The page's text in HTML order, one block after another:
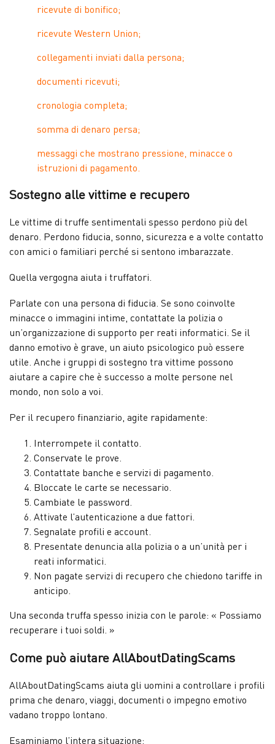
ricevute di bonifico;
ricevute Western Union;
collegamenti inviati dalla persona;
documenti ricevuti;
cronologia completa;
somma di denaro persa;
messaggi che mostrano pressione, minacce o
istruzioni di pagamento.
Sostegno alle vittime e recupero
Le vittime di truffe sentimentali spesso perdono più del
denaro. Perdono fiducia, sonno, sicurezza e a volte contatto
con amici o familiari perché si sentono imbarazzate.
Quella vergogna aiuta i truffatori.
Parlate con una persona di fiducia. Se sono coinvolte
minacce o immagini intime, contattate la polizia o
un’organizzazione di supporto per reati informatici. Se il
danno emotivo è grave, un aiuto psicologico può essere
utile. Anche i gruppi di sostegno tra vittime possono
aiutare a capire che è successo a molte persone nel
mondo, non solo a voi.
Per il recupero finanziario, agite rapidamente:
Interrompete il contatto.
Conservate le prove.
Contattate banche e servizi di pagamento.
Bloccate le carte se necessario.
Cambiate le password.
Attivate l’autenticazione a due fattori.
Segnalate profili e account.
Presentate denuncia alla polizia o a un’unità per i
reati informatici.
Non pagate servizi di recupero che chiedono tariffe in
anticipo.
Una seconda truffa spesso inizia con le parole: « Possiamo
recuperare i tuoi soldi. »
Come può aiutare AllAboutDatingScams
AllAboutDatingScams aiuta gli uomini a controllare i profili
prima che denaro, viaggi, documenti o impegno emotivo
vadano troppo lontano.
Esaminiamo l’intera situazione: